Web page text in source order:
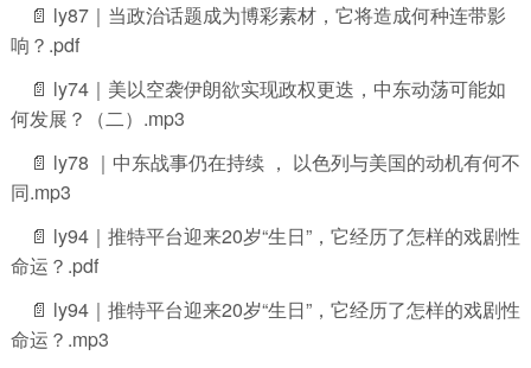
📄 ly87｜当政治话题成为博彩素材，它将造成何种连带影
响？.pdf
📄 ly74｜美以空袭伊朗欲实现政权更迭，中东动荡可能如
何发展？（二）.mp3
📄 ly78 ｜中东战事仍在持续 ， 以色列与美国的动机有何不
同.mp3
📄 ly94｜推特平台迎来20岁“生日”，它经历了怎样的戏剧性
命运？.pdf
📄 ly94｜推特平台迎来20岁“生日”，它经历了怎样的戏剧性
命运？.mp3